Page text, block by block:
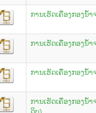
ການເຮັດເຄື່ອງກອງນໍ້
ການເຮັດເຄື່ອງກອງນໍ້
ການເຮັດເຄື່ອງກອງນໍ້
ການເຮັດເຄື່ອງກອງນໍ້
ດິບ)